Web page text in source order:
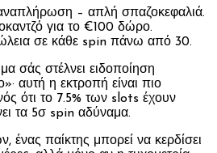
– απλή σπαζοκεφαλιά.
για το €100 δώρο.
σε κάθε spin πάνω από 30.
σάς στέλνει ειδοποίηση
αυτή η εκτροπή είναι πιο
ότι το 7.5% των slots έχουν
τα 5σ spin αδύναμα.
ένας παίκτης μπορεί να κερδίσει